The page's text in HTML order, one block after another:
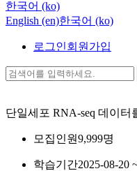
한국어 ‎(ko)‎
English ‎(en)‎한국어 ‎(ko)‎
로그인회원가입
단일세포 RNA-seq 데이
모집인원9,999명
학습기간2025-08-20